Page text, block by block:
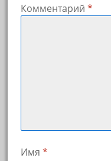
Комментарий *
Имя *